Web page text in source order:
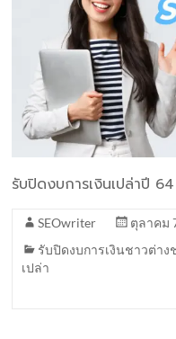
รับปิดงบการเงินเปล่าปี
SEOwriter
ตุลาคม
รับปิดงบการเงินชาวต่าง
เปล่า